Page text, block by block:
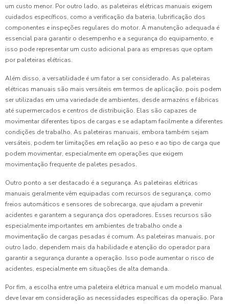
um custo menor. Por outro lado, as paleteiras elétricas manuais exigem
cuidados específicos, como a verificação da bateria, lubrificação dos
componentes e inspeções regulares do motor. A manutenção adequada é
essencial para garantir o desempenho e a segurança do equipamento, e
isso pode representar um custo adicional para as empresas que optam
por paleteiras elétricas.
Além disso, a versatilidade é um fator a ser considerado. As paleteiras
elétricas manuais são mais versáteis em termos de aplicação, pois podem
ser utilizadas em uma variedade de ambientes, desde armazéns e fábricas
até supermercados e centros de distribuição. Elas são capazes de
movimentar diferentes tipos de cargas e se adaptam facilmente a diferentes
condições de trabalho. As paleteiras manuais, embora também sejam
versáteis, podem ter limitações em relação ao peso e ao tipo de carga que
podem movimentar, especialmente em operações que exigem
movimentação frequente de paletes pesados.
Outro ponto a ser destacado é a segurança. As paleteiras elétricas
manuais geralmente vêm equipadas com recursos de segurança, como
freios automáticos e sensores de sobrecarga, que ajudam a prevenir
acidentes e garantem a segurança dos operadores. Esses recursos são
especialmente importantes em ambientes de trabalho onde a
movimentação de cargas pesadas é comum. As paleteiras manuais, por
outro lado, dependem mais da habilidade e atenção do operador para
garantir a segurança durante a operação. Isso pode aumentar o risco de
acidentes, especialmente em situações de alta demanda.
Por fim, a escolha entre uma paleteira elétrica manual e um modelo manual
deve levar em consideração as necessidades específicas da operação. Para